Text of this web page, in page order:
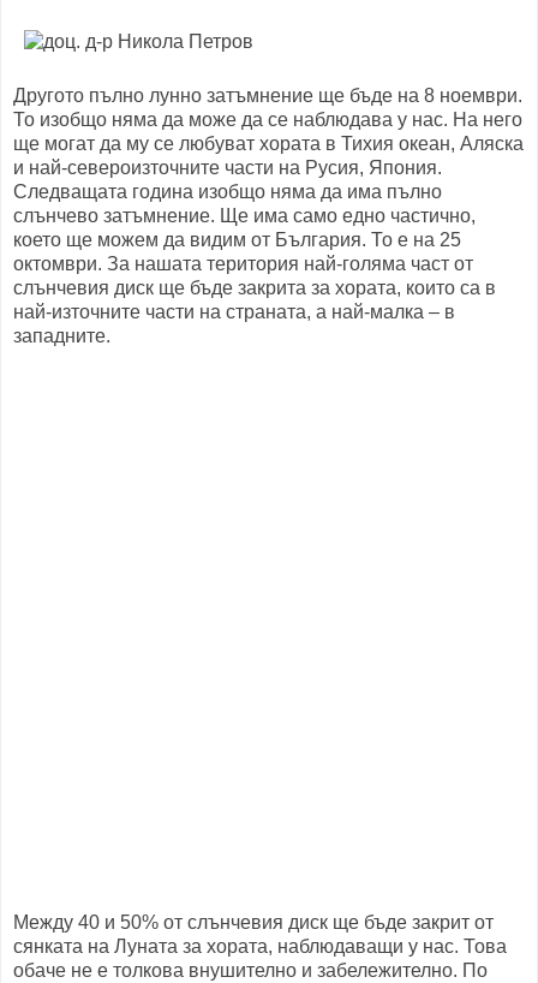
Другото пълно лунно затъмнение ще бъде на 8 ноември.
То изобщо няма да може да се наблюдава у нас. На него
ще могат да му се любуват хората в Тихия океан, Аляска
и най-североизточните части на Русия, Япония.
Следващата година изобщо няма да има пълно
слънчево затъмнение. Ще има само едно частично,
което ще можем да видим от България. То е на 25
октомври. За нашата територия най-голяма част от
слънчевия диск ще бъде закрита за хората, които са в
най-източните части на страната, а най-малка – в
западните.
Между 40 и 50% от слънчевия диск ще бъде закрит от
сянката на Луната за хората, наблюдаващи у нас. Това
обаче не е толкова внушително и забележително. По